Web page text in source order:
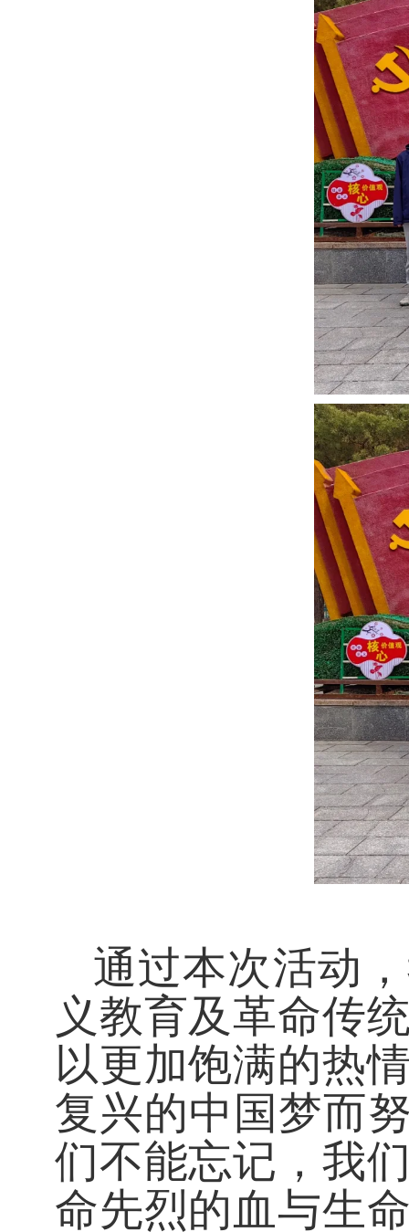
通过本次活动
义教育及革命传
以更加饱满的热
复兴的中国梦而
们不能忘记，我
命先烈的血与生